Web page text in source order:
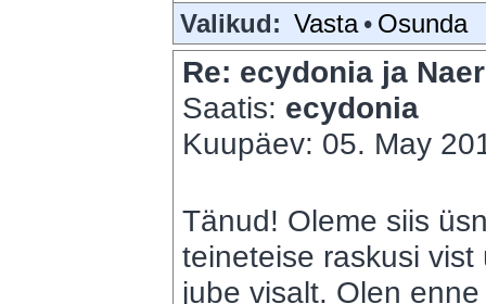
Valikud: Vasta • Osunda
Re: ecydonia ja
Saatis: ecydonia
Kuupäev: 05. May
Tänud! Oleme siis
teineteise raskusi
jube visalt. Olen